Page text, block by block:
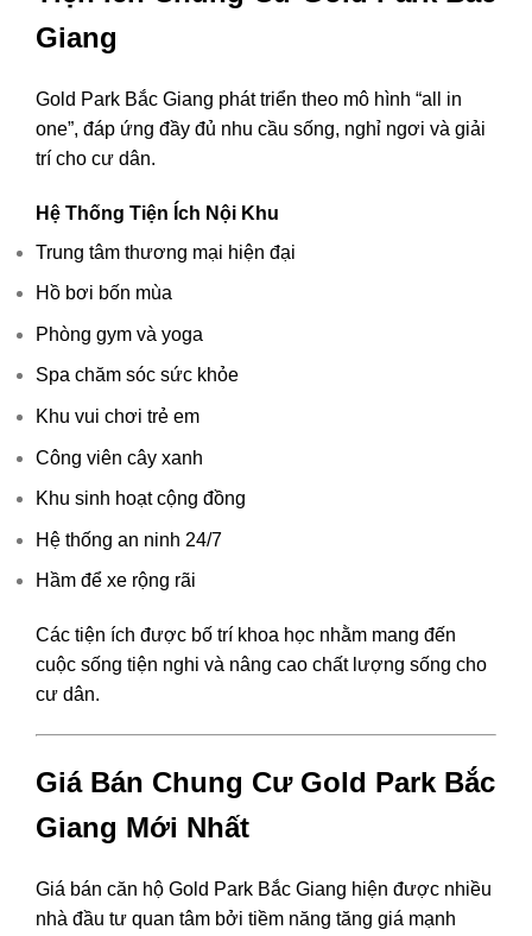
Giang
Gold Park Bắc Giang phát triển theo mô hình “all in
one”, đáp ứng đầy đủ nhu cầu sống, nghỉ ngơi và giải
trí cho cư dân.
Hệ Thống Tiện Ích Nội Khu
Trung tâm thương mại hiện đại
Hồ bơi bốn mùa
Phòng gym và yoga
Spa chăm sóc sức khỏe
Khu vui chơi trẻ em
Công viên cây xanh
Khu sinh hoạt cộng đồng
Hệ thống an ninh 24/7
Hầm để xe rộng rãi
Các tiện ích được bố trí khoa học nhằm mang đến
cuộc sống tiện nghi và nâng cao chất lượng sống cho
cư dân.
Giá Bán Chung Cư Gold Park Bắc
Giang Mới Nhất
Giá bán căn hộ Gold Park Bắc Giang hiện được nhiều
nhà đầu tư quan tâm bởi tiềm năng tăng giá mạnh